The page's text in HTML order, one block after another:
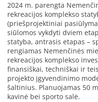
2024 m. parengta
rekreacijos komplekso
(priešprojektiniai
siūlomos vykdyti dviem
statyba, antrasis etapas –
rengiamas Nemenčinės
rekreacijos komplekso
finansiškai, techniškai ir
projekto įgyvendinimo
šaltinius. Planuojamas 50
kavinė bei sporto salė.